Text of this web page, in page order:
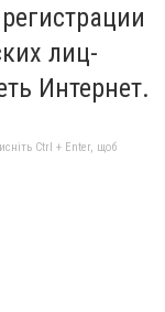
лиц-
Интернет.
Ctrl + Enter, щоб